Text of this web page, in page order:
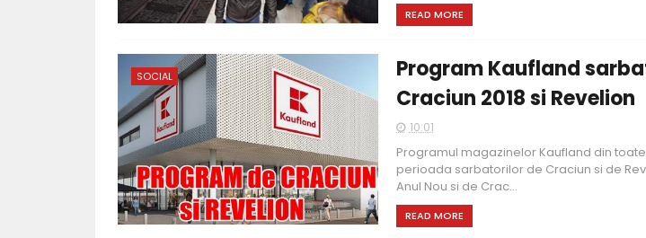
READ MORE
SOCIAL
Program Kaufland
Craciun 2018 si Revelion
10:01
Programul magazinelor Kaufland din
perioada sarbatorilor de Craciun si de
Anul Nou si de Crac...
READ MORE